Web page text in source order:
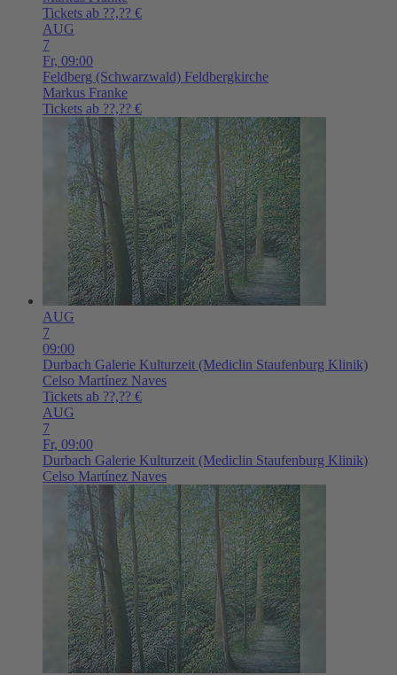
Tickets ab ??,?? €
AUG
7
Fr, 09:00
Feldberg (Schwarzwald) Feldbergkirche
Markus Franke
Tickets ab ??,?? €
AUG
7
09:00
Durbach Galerie Kulturzeit (Mediclin Staufenburg Klinik)
Celso Martínez Naves
Tickets ab ??,?? €
AUG
7
Fr, 09:00
Durbach Galerie Kulturzeit (Mediclin Staufenburg Klinik)
Celso Martínez Naves